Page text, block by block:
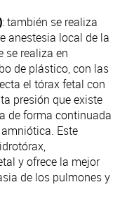
: también se realiza
anestesia local de la
se realiza en
de plástico, con las
el tórax fetal con
presión que existe
de forma continuada
Este
y ofrece la mejor
de los pulmones y